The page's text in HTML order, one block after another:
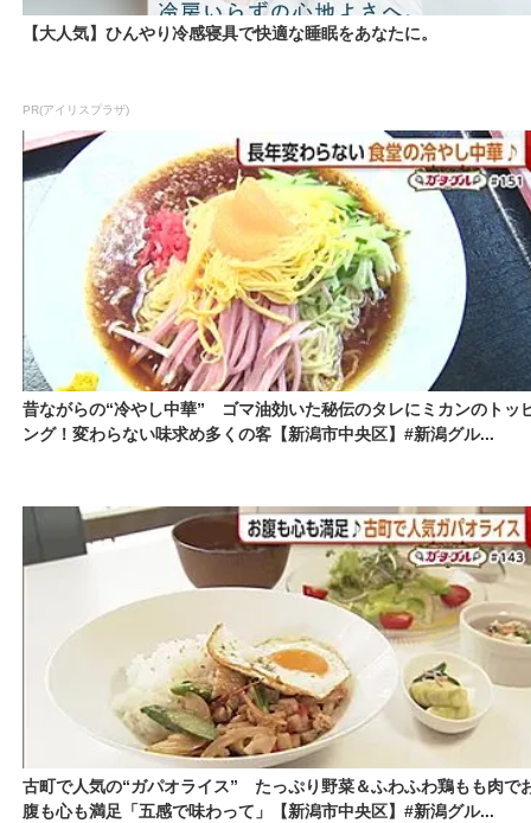
【大人気】ひんやり冷感寝具で快適な睡眠をあなたに。
PR(アイリスプラザ)
昔ながらの“冷やし中華” ゴマ油効いた秘伝のタレにミカンのトッ
ング！変わらない味求め多くの客【新潟市中央区】#新潟グル...
古町で人気の“ガパオライス” たっぷり野菜＆ふわふわ鶏もも肉で
腹も心も満足「五感で味わって」【新潟市中央区】#新潟グル...